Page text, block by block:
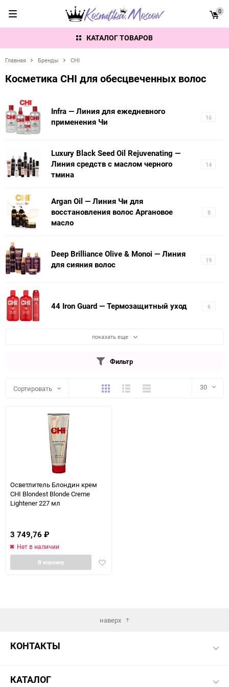
КАТАЛОГ ТОВАРОВ
0
Главная Бренды CHI
Косметика CHI для обесцвеченных волос
16
Infra — Линия для ежедневного
применения Чи
14
Luxury Black Seed Oil Rejuvenating —
Линия средств с маслом черного
тмина
8
Argan Oil — Линия Чи для
восстановления волос Аргановое
масло
19
Deep Brilliance Olive & Monoi — Линия
для сияния волос
6
44 Iron Guard — Термозащитный уход
показать еще
Фильтр
Сортировать ПлиткаПодробноКомпактно 30
Осветлитель Блондин крем
CHI Blondest Blonde Creme
Lightener 227 мл
3 749,76 ₽
Нет в наличии
Добавить
В корзину
наверх
КОНТАКТЫ
КАТАЛОГ